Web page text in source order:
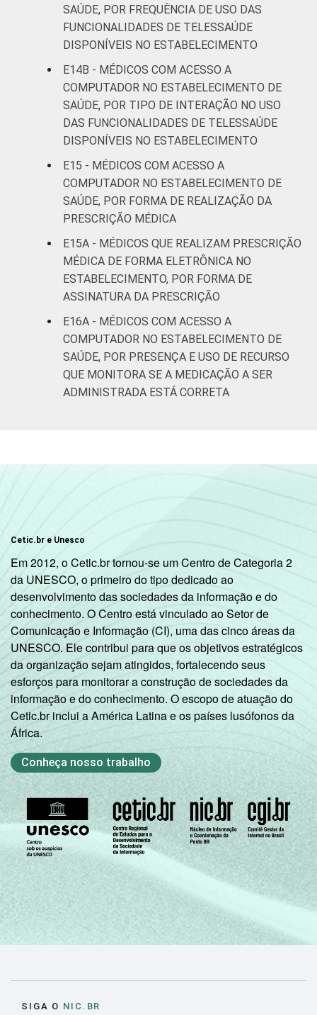
SAÚDE, POR FREQUÊNCIA DE USO DAS
FUNCIONALIDADES DE TELESSAÚDE
DISPONÍVEIS NO ESTABELECIMENTO
E14B - MÉDICOS COM ACESSO A
COMPUTADOR NO ESTABELECIMENTO DE
SAÚDE, POR TIPO DE INTERAÇÃO NO USO
DAS FUNCIONALIDADES DE TELESSAÚDE
DISPONÍVEIS NO ESTABELECIMENTO
E15 - MÉDICOS COM ACESSO A
COMPUTADOR NO ESTABELECIMENTO DE
SAÚDE, POR FORMA DE REALIZAÇÃO DA
PRESCRIÇÃO MÉDICA
E15A - MÉDICOS QUE REALIZAM PRESCRIÇÃO
MÉDICA DE FORMA ELETRÔNICA NO
ESTABELECIMENTO, POR FORMA DE
ASSINATURA DA PRESCRIÇÃO
E16A - MÉDICOS COM ACESSO A
COMPUTADOR NO ESTABELECIMENTO DE
SAÚDE, POR PRESENÇA E USO DE RECURSO
QUE MONITORA SE A MEDICAÇÃO A SER
ADMINISTRADA ESTÁ CORRETA
Cetic.br e Unesco
Em 2012, o Cetic.br tornou-se um Centro de Categoria 2
da UNESCO, o primeiro do tipo dedicado ao
desenvolvimento das sociedades da informação e do
conhecimento. O Centro está vinculado ao Setor de
Comunicação e Informação (CI), uma das cinco áreas da
UNESCO. Ele contribui para que os objetivos estratégicos
da organização sejam atingidos, fortalecendo seus
esforços para monitorar a construção de sociedades da
informação e do conhecimento. O escopo de atuação do
Cetic.br inclui a América Latina e os países lusófonos da
África.
Conheça nosso trabalho
SIGA O NIC.BR